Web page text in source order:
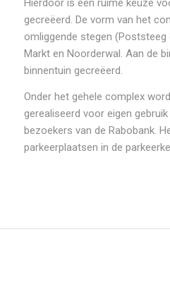
Hierdoor is een ruime keuze
gecreëerd. De vorm van het
omliggende stegen (Poststeeg
Markt en Noorderwal. Aan de
binnentuin gecreëerd.
Onder het gehele complex
gerealiseerd voor eigen
bezoekers van de Rabobank.
parkeerplaatsen in de